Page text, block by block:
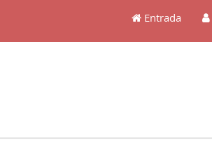
Entrada